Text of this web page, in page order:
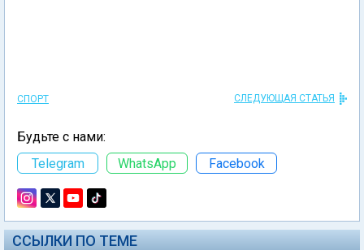
СПОРТ СЛЕДУЮЩАЯ СТАТЬЯ
Будьте с нами:
Telegram
WhatsApp Facebook
ССЫЛКИ ПО ТЕМЕ